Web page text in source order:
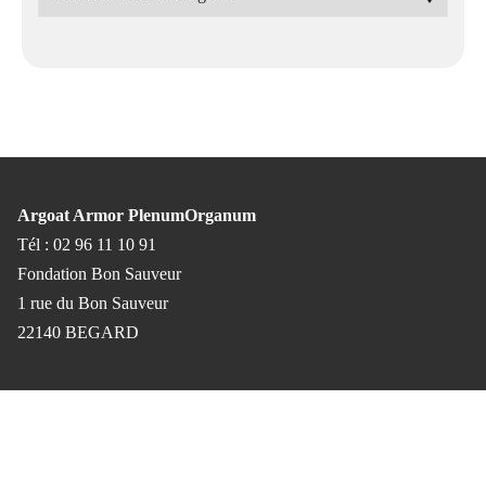
Argoat Armor PlenumOrganum
Tél : 02 96 11 10 91
Fondation Bon Sauveur
1 rue du Bon Sauveur
22140 BEGARD